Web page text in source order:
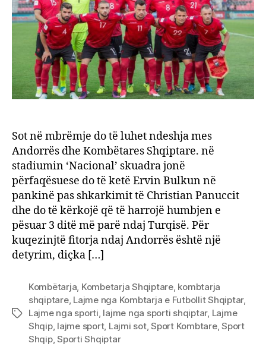
është
një
Sot në mbrëmje do të luhet ndeshja mes
Andorrës dhe Kombëtares Shqiptare. në
stadiumin ‘Nacional’ skuadra jonë
përfaqësuese do të ketë Ervin Bulkun në
pankinë pas shkarkimit të Christian Panuccit
dhe do të kërkojë që të harrojë humbjen e
pësuar 3 ditë më parë ndaj Turqisë. Për
kuqezinjtë fitorja ndaj Andorrës është një
detyrim, diçka […]
Tags
Kombëtarja, Kombetarja Shqiptare, kombtarja
shqiptare, Lajme nga Kombtarja e Futbollit Shqiptar,
Lajme nga sporti, lajme nga sporti shqiptar, Lajme
Shqip, lajme sport, Lajmi sot,Sport Kombtare,Sport
Shqip,Sporti Shqiptar